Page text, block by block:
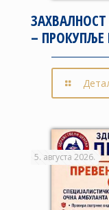
– ПРОКУПЉЕ
5. августа 2026.